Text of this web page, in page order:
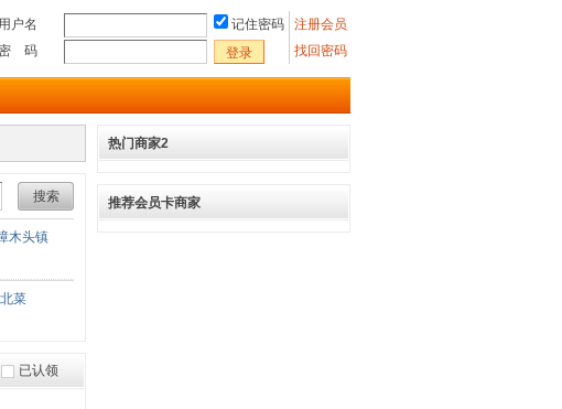
注册会员
找回密码
用户名
记住密码
码
登录
搜索
木头镇
菜
已认领
热门商家2
推荐会员卡商家